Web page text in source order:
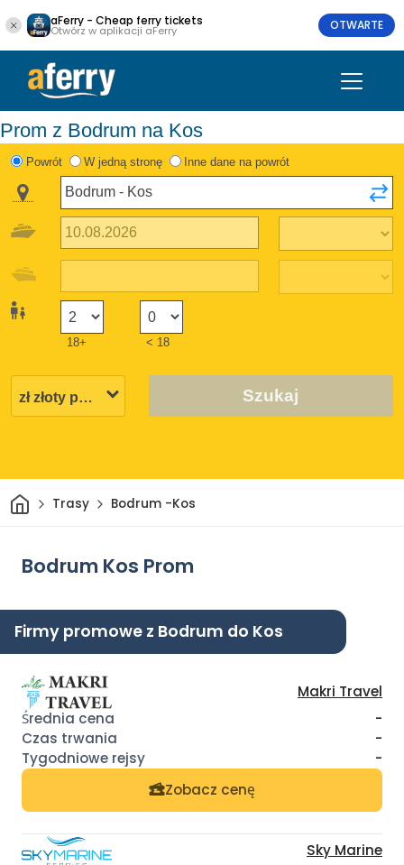
aFerry - Cheap ferry tickets
Otwórz w aplikacji aFerry OTWARTE
Prom z Bodrum na Kos
Powrót W jedną stronę Inne dane na powrót
18+ < 18
Szukaj
DomTrasy Bodrum -Kos
Bodrum Kos Prom
Firmy promowe z Bodrum do Kos
Makri Travel
-
-
-
Zobacz cenę
Sky Marine